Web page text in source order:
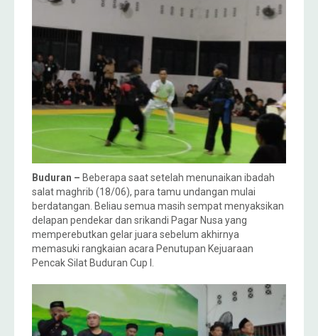
Buduran – Beberapa saat setelah menunaikan ibadah
salat maghrib (18/06), para tamu undangan mulai
berdatangan. Beliau semua masih sempat menyaksikan
delapan pendekar dan srikandi Pagar Nusa yang
memperebutkan gelar juara sebelum akhirnya
memasuki rangkaian acara Penutupan Kejuaraan
Pencak Silat Buduran Cup I.